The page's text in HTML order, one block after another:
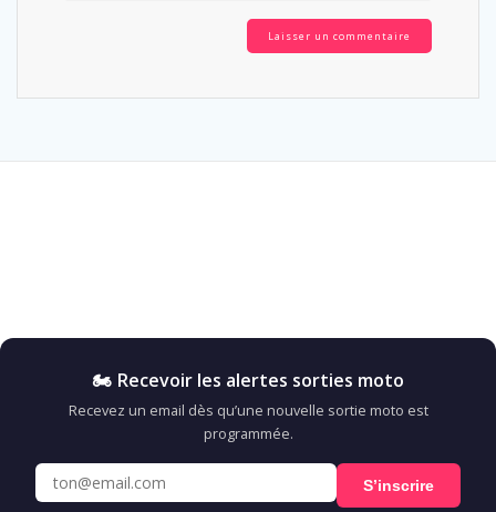
🏍️ Recevoir les alertes sorties moto
Recevez un email dès qu’une nouvelle sortie moto est
programmée.
S’inscrire